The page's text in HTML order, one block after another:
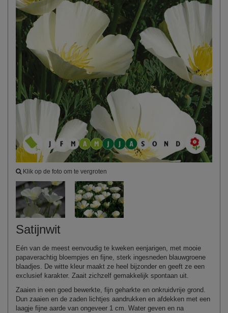
Klik op de foto om te vergroten
Satijnwit
Eén van de meest eenvoudig te kweken eenjarigen, met mooie
papaverachtig bloempjes en fijne, sterk ingesneden blauwgroene
blaadjes. De witte kleur maakt ze heel bijzonder en geeft ze een
exclusief karakter. Zaait zichzelf gemakkelijk spontaan uit.
Zaaien in een goed bewerkte, fijn geharkte en onkruidvrije grond.
Dun zaaien en de zaden lichtjes aandrukken en afdekken met een
laagje fijne aarde van ongeveer 1 cm. Water geven en na